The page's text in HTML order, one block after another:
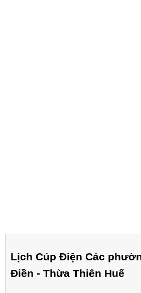
Lịch Cúp Điện Các
Điền - Thừa Thiên Huế